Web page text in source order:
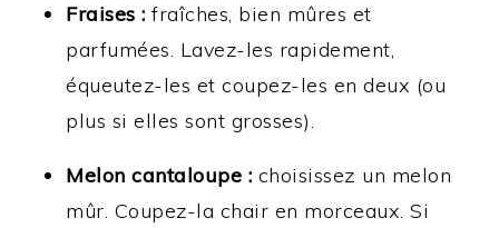
Fraises : fraîches, bien mûres et
parfumées. Lavez-les rapidement,
équeutez-les et coupez-les en deux (ou
plus si elles sont grosses).
Melon cantaloupe : choisissez un melon
mûr. Coupez-la chair en morceaux. Si